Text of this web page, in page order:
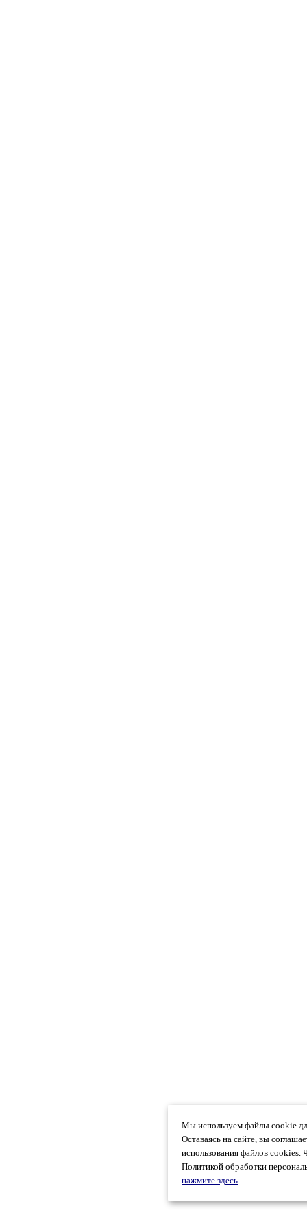
Мы используем файлы cookie
Оставаясь на сайте, вы
использования файлов cookies.
Политикой обработки
нажмите здесь.